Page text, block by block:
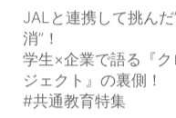
JALと連携して挑ん
消”！
学生×企業で語る『
ジェクト』の裏側！
#共通教育特集